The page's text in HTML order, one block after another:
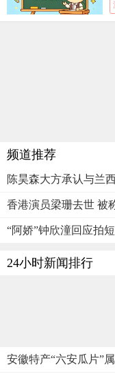
频道推荐
陈昊森大方承认与兰
香港演员梁珊去世 被
“阿娇”钟欣潼回应拍
24小时新闻排行
安徽特产“六安瓜片”